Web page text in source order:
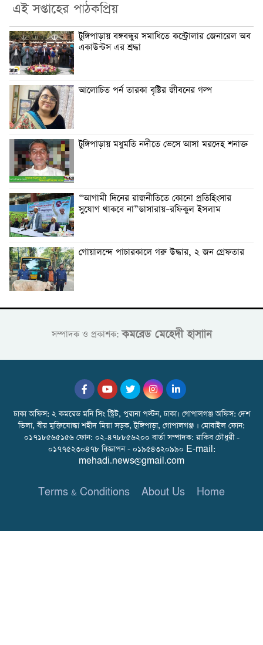
এই সপ্তাহের পাঠকপ্রিয়
টুঙ্গিপাড়ায় বঙ্গবন্ধুর সমাধিতে কন্ট্রোলার জেনারেল অব
একাউন্টস এর শ্রদ্ধা
আলোচিত পর্ন তারকা বৃষ্টির জীবনের গল্প
টুঙ্গিপাড়ায় মধুমতি নদীতে ভেসে আসা মরদেহ শনাক্ত
“আগামী দিনের রাজনীতিতে কোনো প্রতিহিংসার
সুযোগ থাকবে না”ডাসারায়–রফিকুল ইসলাম
গোয়ালন্দে পাচারকালে গরু উদ্ধার, ২ জন গ্রেফতার
সম্পাদক ও প্রকাশক:কমরেড মেহেদী হাসাান
ঢাকা অফিস: ২ কমরেড মনি সিং স্ট্রিট, পুরানা পল্টন, ঢাকা। গোপালগঞ্জ অফিস: দেশ
ভিলা, বীর মুক্তিযোদ্ধা শহীদ মিয়া সড়ক, টুঙ্গিপাড়া, গোপালগঞ্জ । মোবাইল ফোন:
০১৭১৮৫৬৫১৫৬ ফোন: ০২-৪৭৮৮৫৬২০০ বার্তা সম্পাদক: রাকিব চৌধুরী -
০১৭৭৫২৩০৪৭৮ বিজ্ঞাপন - ০১৯৫৪৩২০৯৯০ E-mail:
mehadi.news@gmail.com
Terms & Conditions About Us Home